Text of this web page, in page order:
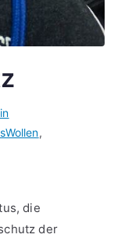
,
die
der